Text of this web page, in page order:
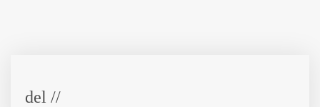
del //